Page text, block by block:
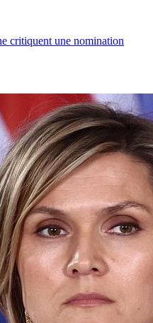
critiquent une nomination